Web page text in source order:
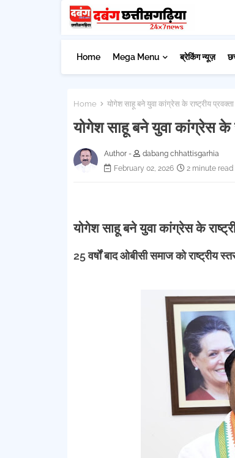
Home Mega Menu ब्रेकिंग न्यूज़
Home योगेश साहू बने युवा कांग्रेस के राष्ट्रीय प्रवक्ता
योगेश साहू बने युवा कांग्रेस के
Author -
dabang chhattisgarhia
February 02, 2026
2 minute read
योगेश साहू बने युवा कांग्रेस के
25 वर्षों बाद ओबीसी समाज को राष्ट्रीय